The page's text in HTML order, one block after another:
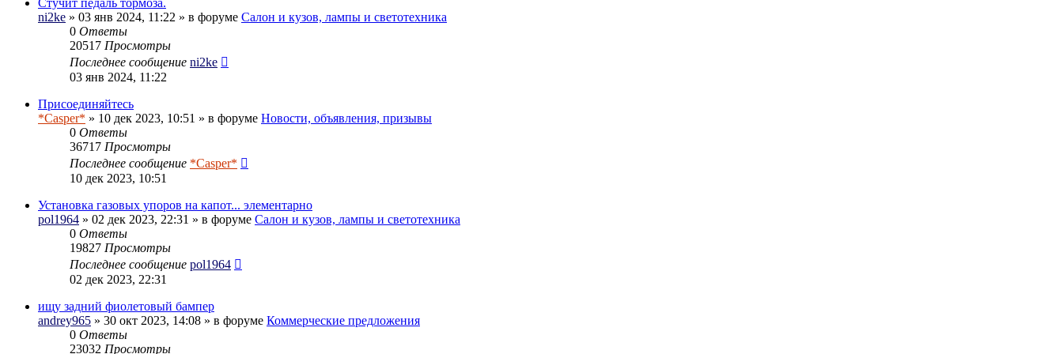
ni2ke » 03 янв 2024, 11:22 » в форуме Салон и кузов, лампы и светотехника
0 Ответы
20517 Просмотры
Последнее сообщение ni2ke
03 янв 2024, 11:22
Присоединяйтесь
*Casper* » 10 дек 2023, 10:51 » в форуме Новости, объявления, призывы
0 Ответы
36717 Просмотры
Последнее сообщение *Casper*
10 дек 2023, 10:51
Установка газовых упоров на капот... элементарно
pol1964 » 02 дек 2023, 22:31 » в форуме Салон и кузов, лампы и светотехника
0 Ответы
19827 Просмотры
Последнее сообщение pol1964
02 дек 2023, 22:31
ищу задний фиолетовый бампер
andrey965 » 30 окт 2023, 14:08 » в форуме Коммерческие предложения
0 Ответы
23032 Просмотры